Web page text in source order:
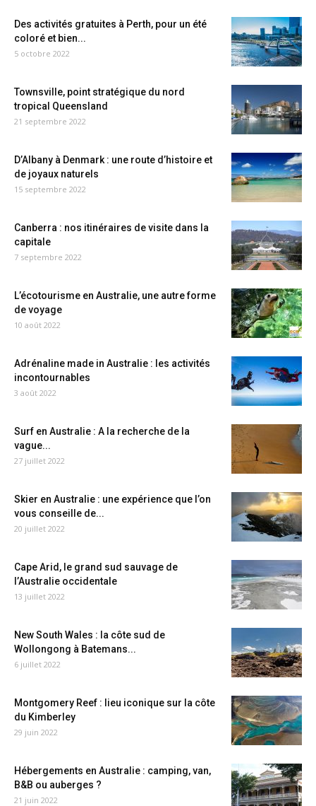
Des activités gratuites à Perth, pour un été
coloré et bien...
5 octobre 2022
Townsville, point stratégique du nord
tropical Queensland
21 septembre 2022
D’Albany à Denmark : une route d’histoire et
de joyaux naturels
15 septembre 2022
Canberra : nos itinéraires de visite dans la
capitale
7 septembre 2022
L’écotourisme en Australie, une autre forme
de voyage
10 août 2022
Adrénaline made in Australie : les activités
incontournables
3 août 2022
Surf en Australie : A la recherche de la
vague...
27 juillet 2022
Skier en Australie : une expérience que l’on
vous conseille de...
20 juillet 2022
Cape Arid, le grand sud sauvage de
l’Australie occidentale
13 juillet 2022
New South Wales : la côte sud de
Wollongong à Batemans...
6 juillet 2022
Montgomery Reef : lieu iconique sur la côte
du Kimberley
29 juin 2022
Hébergements en Australie : camping, van,
B&B ou auberges ?
21 juin 2022